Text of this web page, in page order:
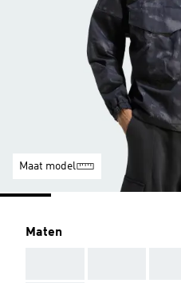
Maat model
Maten